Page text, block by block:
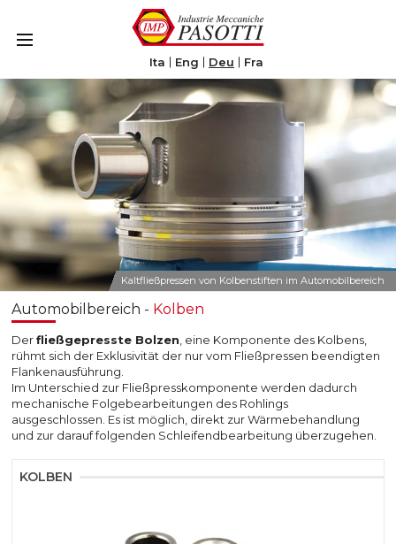
Ita Eng Deu Fra
Kaltfließpressen von Kolbenstiften im Automobilbereich
Automobilbereich - Kolben
Derfließgepresste Bolzen , eine Komponente des Kolbens,
rühmt sich der Exklusivität der nur vom Fließpressen beendigten
Flankenausführung.
Im Unterschied zur Fließpresskomponente werden dadurch
mechanische Folgebearbeitungen des Rohlings
ausgeschlossen. Es ist möglich, direkt zur Wärmebehandlung
und zur darauf folgenden Schleifendbearbeitung überzugehen.
KOLBEN
Informativa sulla raccolta
Le tue preferenze relative alla privacy